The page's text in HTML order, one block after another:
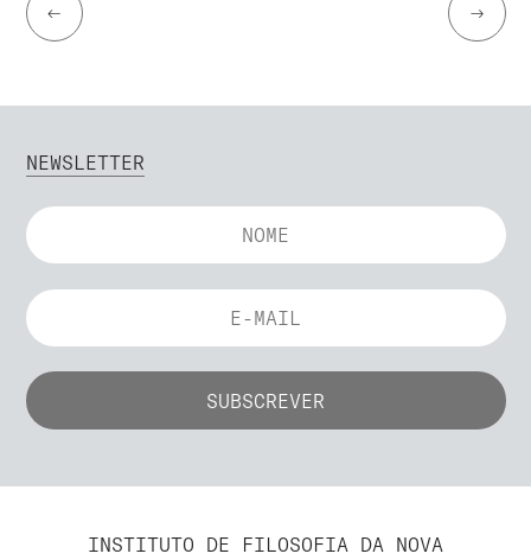
← →
NEWSLETTER
INSTITUTO DE FILOSOFIA DA NOVA